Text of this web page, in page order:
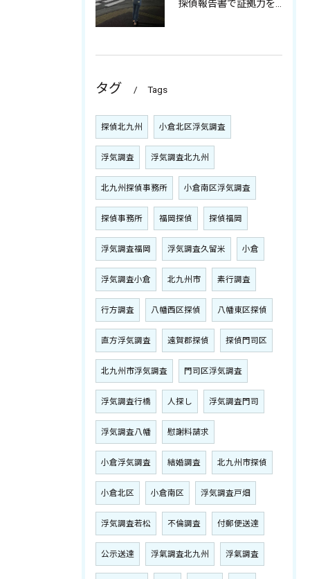
タグ Tags
探偵北九州 小倉北区浮気調査
浮気調査 浮気調査北九州
北九州探偵事務所 小倉南区浮気調査
探偵事務所 福岡探偵 探偵福岡
浮気調査福岡 浮気調査久留米 小倉
浮気調査小倉 北九州市 素行調査
行方調査 八幡西区探偵 八幡東区探偵
直方浮気調査 遠賀郡探偵 探偵門司区
北九州市浮気調査 門司区浮気調査
浮気調査行橋 人探し 浮気調査門司
浮気調査八幡 慰謝料請求
小倉浮気調査 結婚調査 北九州市探偵
小倉北区 小倉南区 浮気調査戸畑
浮気調査若松 不倫調査 付郵便送達
公示送達 浮氣調査北九州 浮氣調査